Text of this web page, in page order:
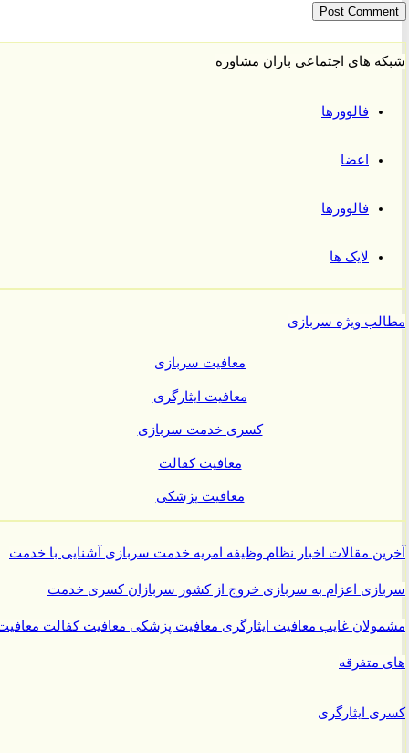
های اجتماعی باران مشاوره
فالوورها
اعضا
فالوورها
لایک ها
ویژه سربازی
معافیت سربازی
معافیت ایثارگری
کسری خدمت سربازی
معافیت کفالت
معافیت پزشکی
مقالاتاخبار نظام وظیفهامریهخدمت سربازیآشنایی با خدمت
اعزام به سربازیخروج از کشور سربازانکسری خدمت
غایبمعافیت ایثارگریمعافیت پزشکیمعافیت کفالتمعافیت
متفرقه
ایثارگری